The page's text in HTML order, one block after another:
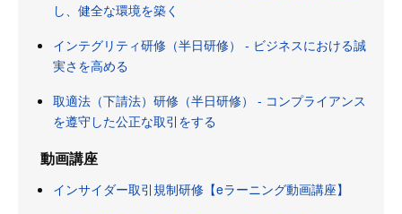
し、健全な環境を築く
インテグリティ研修（半日研修） - ビジネスにおける誠
実さを高める
取適法（下請法）研修（半日研修） - コンプライアンス
を遵守した公正な取引をする
動画講座
インサイダー取引規制研修【eラーニング動画講座】